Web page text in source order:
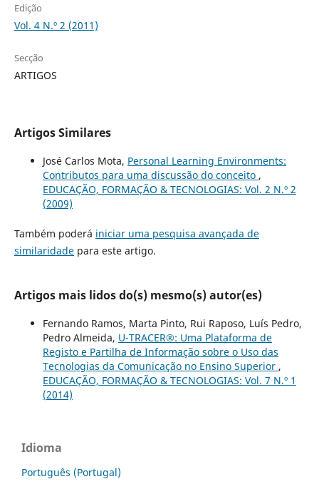
Edição
Vol. 4 N.º 2 (2011)
Secção
ARTIGOS
Artigos Similares
José Carlos Mota, Personal Learning Environments:
Contributos para uma discussão do conceito ,
EDUCAÇÃO, FORMAÇÃO & TECNOLOGIAS: Vol. 2 N.º 2
(2009)
Também poderá iniciar uma pesquisa avançada de
similaridadepara este artigo.
Artigos mais lidos do(s) mesmo(s) autor(es)
Fernando Ramos, Marta Pinto, Rui Raposo, Luís Pedro,
Pedro Almeida, U-TRACER®: Uma Plataforma de
Registo e Partilha de Informação sobre o Uso das
Tecnologias da Comunicação no Ensino Superior ,
EDUCAÇÃO, FORMAÇÃO & TECNOLOGIAS: Vol. 7 N.º 1
(2014)
Idioma
Português (Portugal)